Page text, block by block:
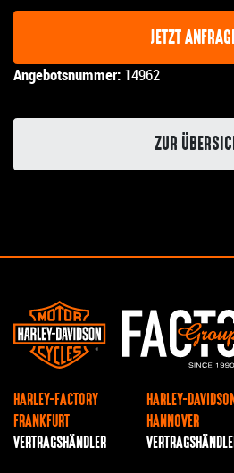
JETZT
Angebotsnummer: 14962
ZUR
HARLEY-FACTORY
FRANKFURT
VERTRAGSHÄNDLER
HARLEY-
HANNOVER